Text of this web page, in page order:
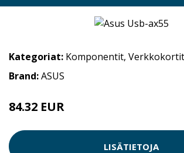
Kategoriat: Komponentit, Verkkokortit
Brand:ASUS
84.32 EUR
LISÄTIETOJA